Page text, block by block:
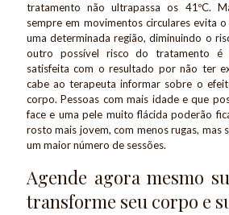
tratamento não ultrapassa os 41ºC.
sempre em movimentos circulares evita
uma determinada região, diminuindo o
outro possível risco do tratamento é
satisfeita com o resultado por não ter
cabe ao terapeuta informar sobre o
corpo. Pessoas com mais idade e que
face e uma pele muito flácida poderão
rosto mais jovem, com menos rugas, mas
um maior número de sessões.
Agende agora mesmo
transforme seu corpo e